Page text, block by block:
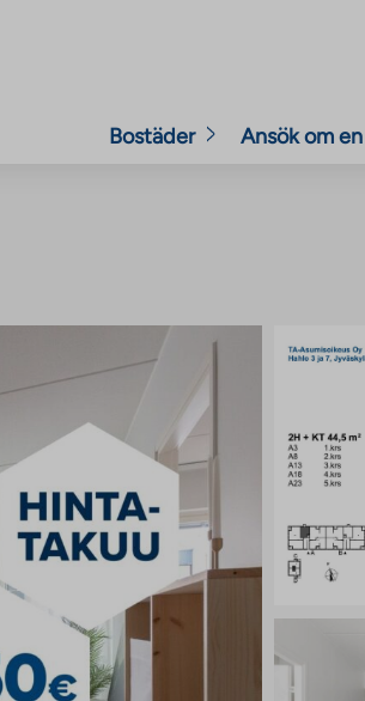
Bostäder Ansök om